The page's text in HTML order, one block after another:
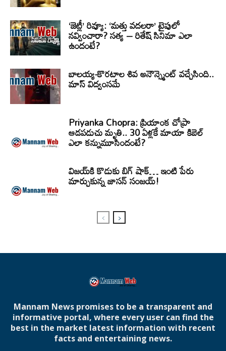
‘జెట్లీ’ రివ్యూ: ‘మత్తు వదలరా’ టైపులో
నవ్వించారా? సత్య – రితేష్ సినిమా ఎలా
ఉందంటే?
బాలయ్య-కొరటాల శివ అనౌన్స్మెంట్ వచ్చేసింది..
మాస్ విద్వంసమే
Priyanka Chopra: ప్రియాంక చోప్రా
ఆడపడుచు మృతి.. 30 ఏళ్లకే మాయా కిబెల్
ఎలా కన్నుమూసిందంటే?
విజయ్‌కి కొడుకు బిగ్ షాక్… ఇంటి పేరు
మార్చుకున్న జాసన్ సంజయ్!
Mannam News promises to be a transparent and
informative portal, where every user can find the
best in the market latest information with recent
facts and entertaining news.